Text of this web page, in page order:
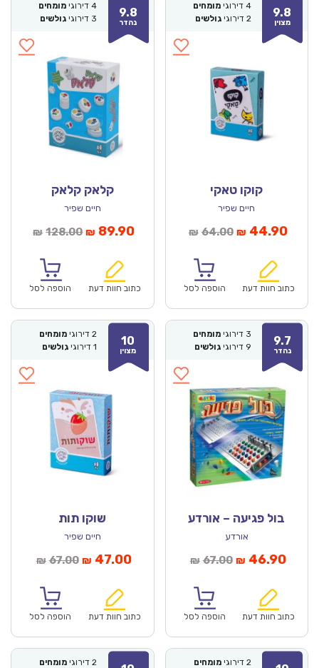
9.8
מצוין
4 דירוגי מומחים
2 דירוגי גולשים
קוקו טאקי
חיים שפיר
₪ 64.00המחיר
₪64.00.
₪ 44.90
כתוב חוות דעת הוספה לסל
9.8
נהדר
4 דירוגי מומחים
3 דירוגי גולשים
קלאק קלאק
חיים שפיר
₪ 128.00המחיר
היה:
₪128.00.
₪ 89.90המחיר
₪89.90.
כתוב חוות דעת הוספה לסל
9.7
נהדר
3 דירוגי מומחים
9 דירוגי גולשים
בול פגיעה – אורדע
אורדע
₪ 67.00המחיר
₪67.00.
₪ 46.90
כתוב חוות דעת הוספה לסל
10
מצוין
2 דירוגי מומחים
1 דירוגי גולשים
שוקו תות
חיים שפיר
₪ 67.00המחיר
₪67.00.
₪ 47.00המחיר
כתוב חוות דעת הוספה לסל
2 דירוגי מומחים 2 דירוגי מומחים